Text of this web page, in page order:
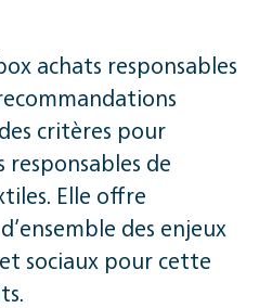
achats responsables
critères pour
de
Elle offre
des enjeux
sociaux pour cette